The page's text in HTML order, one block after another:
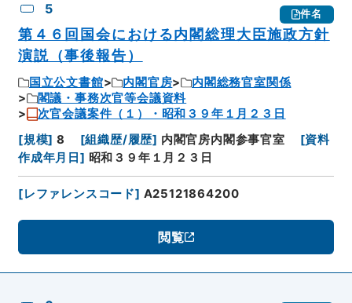
5 件名
第４６回国会における内閣総理大臣施政方針
演説（事後報告）
国立公文書館 内閣官房
内閣総務官室関係
閣議・事務次官等会議資料
次官会議案件（１）・昭和３９年１月２３日
[規模] 8 [組織歴/履歴] 内閣官房内閣参事官室 [資料
作成年月日 ] 昭和３９年１月２３日
[レファレンスコード] A25121864200
閲覧